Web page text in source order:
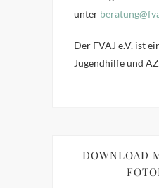
unter
Der FVAJ e.V. ist
Jugendhilfe und
DOWNLOAD